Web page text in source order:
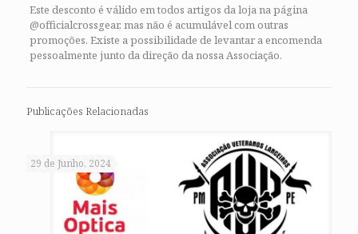
Este desconto é válido em todos artigos da loja na página
@officialcrossgear, mas não é acumulável com outras
promoções. Existe a possibilidade de levantar a encomenda
pessoalmente junto da direção da nossa Associação.
Publicações Relacionadas
29 de Junho, 2024